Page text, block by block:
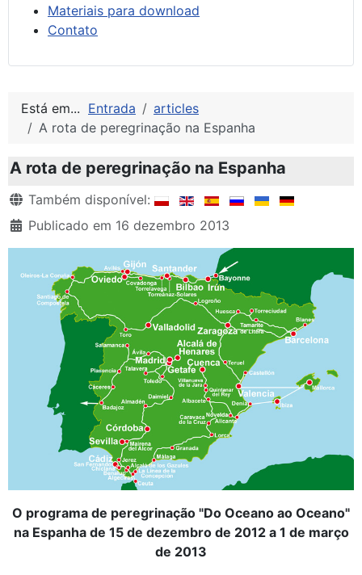
Materiais para download
Contato
Está em... Entrada
articles
A rota de peregrinação na Espanha
A rota de peregrinação na Espanha
Detalhes
Também disponível:
Publicado em 16 dezembro 2013
O programa de peregrinação "Do Oceano ao Oceano"
na Espanha de 15 de dezembro de 2012 a 1 de março
de 2013